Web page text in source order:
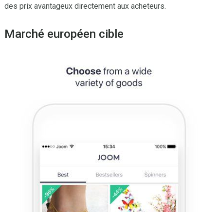
des prix avantageux directement aux acheteurs.
Marché européen cible